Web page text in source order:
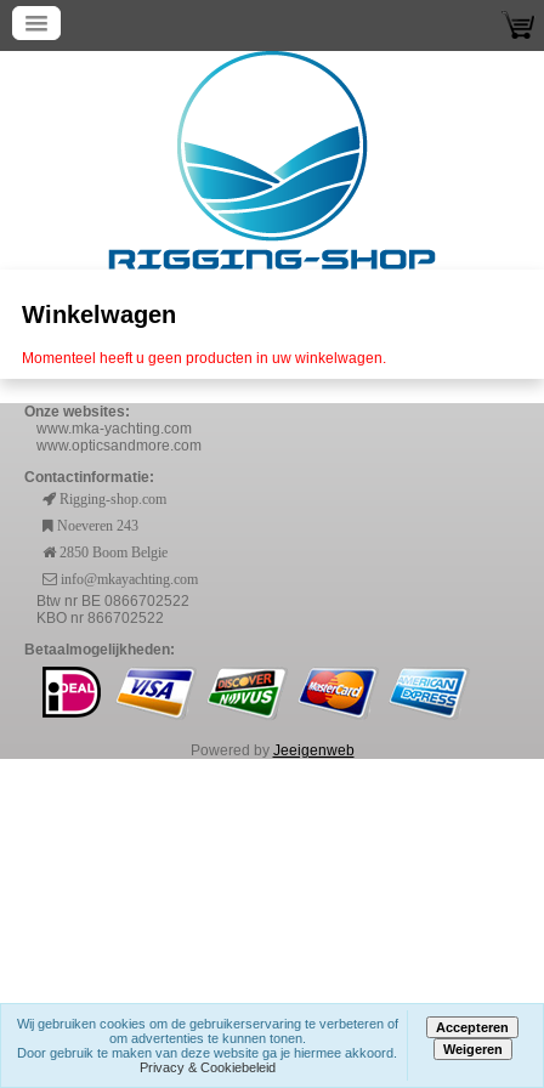
Winkelwagen
Momenteel heeft u geen producten in uw winkelwagen.
Onze websites:
www.mka-yachting.com
www.opticsandmore.com
Contactinformatie:
Rigging-shop.com
Noeveren 243
2850 Boom Belgie
info@mkayachting.com
Btw nr BE 0866702522
KBO nr 866702522
Betaalmogelijkheden:
Powered by Jeeigenweb
Accessoires
Rigging-shop
Wij gebruiken cookies om de gebruikerservaring te verbeteren of
om advertenties te kunnen tonen.
Door gebruik te maken van deze website ga je hiermee akkoord.
Privacy & Cookiebeleid
Accepteren
Weigeren